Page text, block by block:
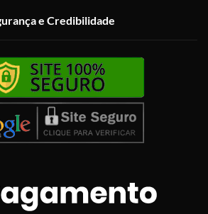
e Credibilidade